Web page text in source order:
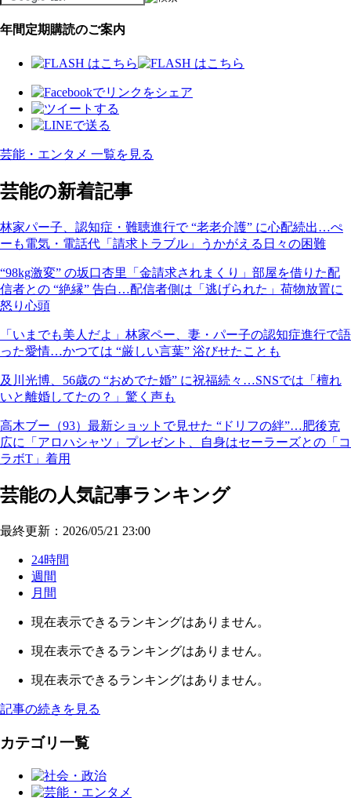
年間定期購読のご案内
芸能・エンタメ 一覧を見る
芸能の新着記事
林家パー子、認知症・難聴進行で “老老介護” に心配続出…ぺ
ーも電気・電話代「請求トラブル」うかがえる日々の困難
“98kg激変” の坂口杏里「金請求されまくり」部屋を借りた配
信者との “絶縁” 告白…配信者側は「逃げられた」荷物放置に
怒り心頭
「いまでも美人だよ」林家ペー、妻・パー子の認知症進行で語
った愛情…かつては “厳しい言葉” 浴びせたことも
及川光博、56歳の “おめでた婚” に祝福続々…SNSでは「檀れ
いと離婚してたの？」驚く声も
高木ブー（93）最新ショットで見せた “ドリフの絆”…肥後克
広に「アロハシャツ」プレゼント、自身はセーラーズとの「コ
ラボT」着用
芸能の人気記事ランキング
最終更新：2026/05/21 23:00
24時間
週間
月間
現在表示できるランキングはありません。
現在表示できるランキングはありません。
現在表示できるランキングはありません。
記事の続きを見る
カテゴリ一覧